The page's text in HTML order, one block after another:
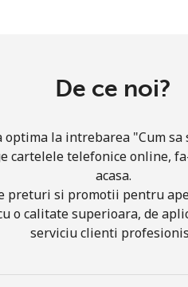
Buna!
te sauCREEAZA
De ce noi?
optima la intrebarea "Cum
cartelele telefonice online,
acasa.
preturi si promotii pentru
o calitate superioara, de
serviciu clienti